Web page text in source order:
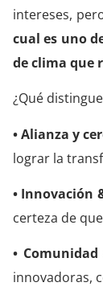
intereses,
cual es uno
de clima que
¿Qué
• Alianza y
lograr la
• Innovación
certeza de
•
innovadoras,